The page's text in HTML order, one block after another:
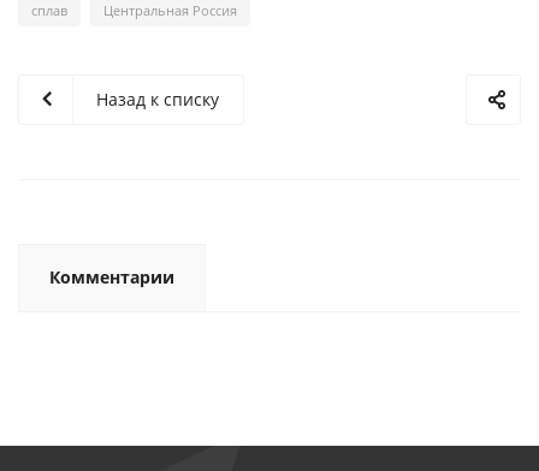
сплав Центральная Россия
Назад к списку
Комментарии